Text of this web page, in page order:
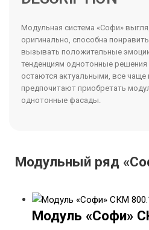
Модульная система «Софи»
оригинально, способна
вызывать положительные
тенденциям однотонные
остаются актуальными, все чаще
предпочитают приобретать
однотонные фасады.
Модульный ряд
Модуль «Софи»